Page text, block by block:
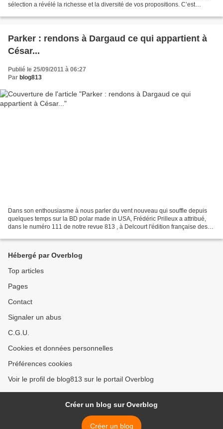
sélection a révélé la richesse et la diversité de vos propositions. C’est
Parker : rendons à Dargaud ce qui appartient à
César...
Publié le 25/09/2011 à 06:27
Par blog813
Dans son enthousiasme à nous parler du vent nouveau qui souffle depuis
quelques temps sur la BD polar made in USA, Frédéric Prilleux a attribué,
dans le numéro 111 de notre revue 813 , à Delcourt l'édition française des
Hébergé par Overblog
Top articles
Pages
Contact
Signaler un abus
C.G.U.
Cookies et données personnelles
Préférences cookies
Voir le profil de blog813 sur le portail Overblog
Créer un blog sur Overblog
Créer un blog